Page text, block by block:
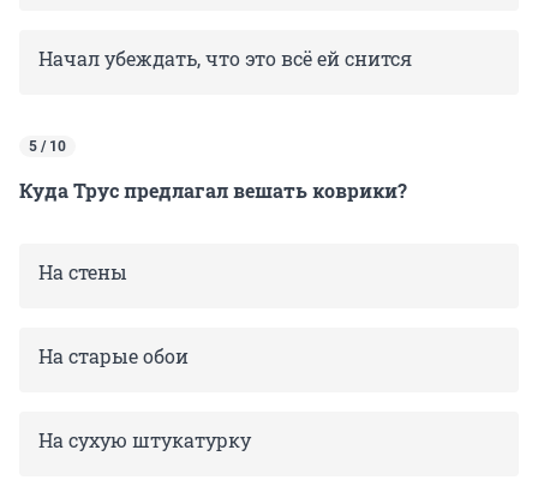
Начал убеждать, что это всё ей снится
5 / 10
Куда Трус предлагал вешать коврики?
На стены
На старые обои
На сухую штукатурку